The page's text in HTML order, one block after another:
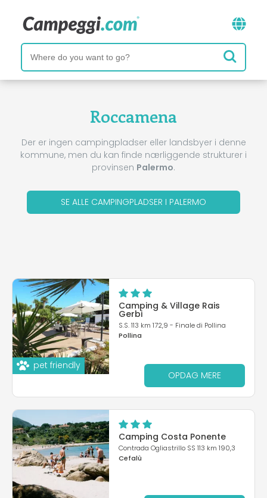
Roccamena
Der er ingen campingpladser eller landsbyer i denne
kommune, men du kan finde nærliggende strukturer i
provinsen Palermo.
SE ALLE CAMPINGPLADSER I PALERMO
pet friendly
Camping & Village Rais
Gerbi
S.S. 113 km 172,9 - Finale di Pollina
Pollina
OPDAG MERE
Camping Costa Ponente
Contrada Ogliastrillo SS 113 km 190,3
Cefalù